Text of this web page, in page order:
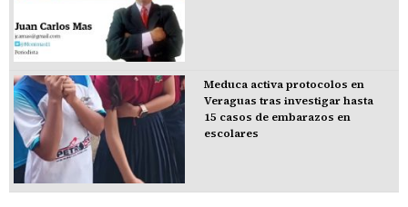
Meduca activa protocolos en
Veraguas tras investigar hasta
15 casos de embarazos en
escolares